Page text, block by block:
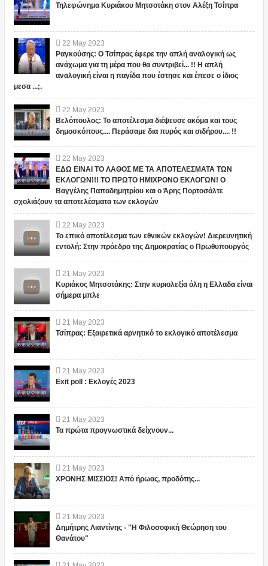
Τηλεφώνημα Κυριάκου Μητσοτάκη στον Αλέξη Τσίπρα
22 May 2023
Ραγκούσης: Ο Τσίπρας έφερε την απλή αναλογική ως
ανάχωμα για τη μέρα που θα συντριβεί... !! Η απλή
αναλογική είναι η παγίδα που έστησε και έπεσε ο ίδιος
μεσα ...;.
22 May 2023
Βελόπουλος: Το αποτέλεσμα διέψευσε ακόμα και τους
δημοσκόπους.... Περάσαμε δια πυρός και σιδήρου.... !!
22 May 2023
ΕΔΩ ΕΙΝΑΙ ΤΟ ΛΑΘΟΣ ΜΕ ΤΑ ΑΠΟΤΕΛΕΣΜΑΤΑ ΤΩΝ
ΕΚΛΟΓΩΝ!!! ΤΟ ΠΡΩΤΟ ΗΜΙΧΡΟΝΟ ΕΚΛΟΓΩΝ! Ο
Βαγγέλης Παπαδημητρίου και ο Άρης Πορτοσάλτε
σχολιάζουν τα αποτελέσματα των εκλογών
22 May 2023
Το επικό αποτέλεσμα των εθνικών εκλογών! Διερευνητική
εντολή: Στην πρόεδρο της Δημοκρατίας ο Πρωθυπουργός
21 May 2023
Κυριάκος Μητσοτάκης: Στην κυριολεξία όλη η Ελλαδα είναι
σήμερα μπλε
21 May 2023
Τσίπρας: Εξαιρετικά αρνητικό το εκλογικό αποτέλεσμα
21 May 2023
Exit poll : Εκλογές 2023
21 May 2023
Τα πρώτα προγνωστικά δείχνουν...
21 May 2023
ΧΡΟΝΗΣ ΜΙΣΣΙΟΣ! Από ήρωας, προδότης...
21 May 2023
Δημήτρης Λιαντίνης - "Η Φιλοσοφική Θεώρηση του
Θανάτου"